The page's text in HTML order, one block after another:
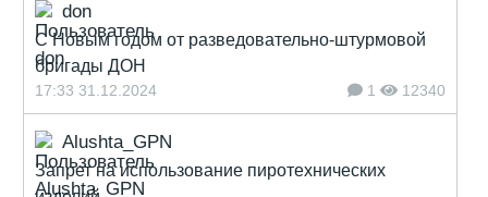
don
С Новым годом от разведовательно-штурмовой
бригады ДОН
17:33 31.12.2024 1 12340
Alushta_GPN
Запрет на использование пиротехнических